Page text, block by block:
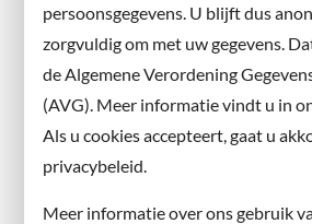
persoonsgegevens. U blijft dus
zorgvuldig om met uw gegevens.
de Algemene Verordening
(AVG). Meer informatie vindt u in
Als u cookies accepteert, gaat u
privacybeleid.
Meer informatie over ons gebruik